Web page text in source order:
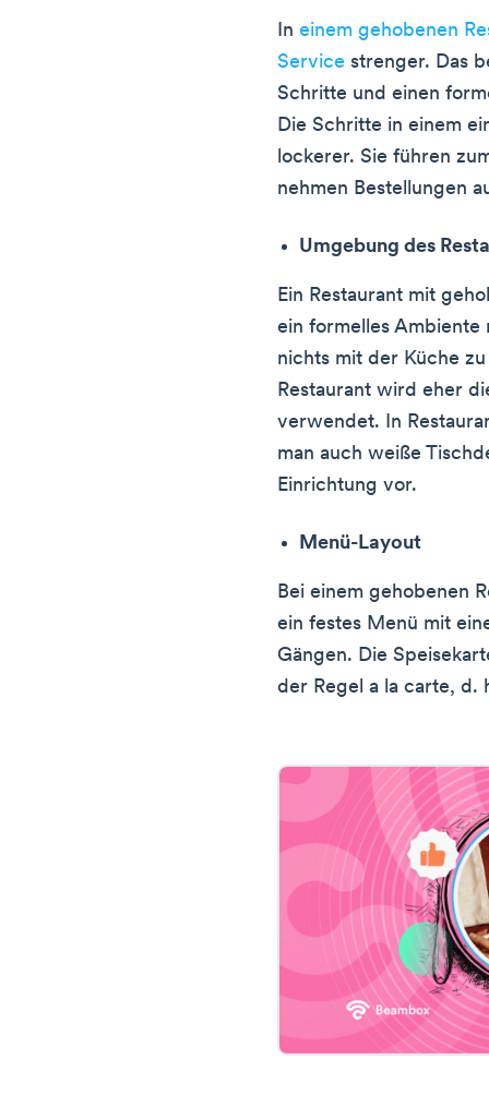
Ineinem gehobenen
Service strenger. Das
Schritte und einen
Die Schritte in einem
lockerer. Sie führen
nehmen Bestellungen
Umgebung des
Ein Restaurant mit
ein formelles Ambiente
nichts mit der Küche
Restaurant wird eher
verwendet. In
man auch weiße
Einrichtung vor.
Menü-Layout
Bei einem gehobenen
ein festes Menü mit
Gängen. Die
der Regel a la carte, d.